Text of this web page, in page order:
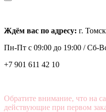
Ждём вас по адресу: г.
Пн-Пт с 09:00 до 19:00 /Сб-
+7 901 611 42 10
Обратите внимание, что на
действующие при первом